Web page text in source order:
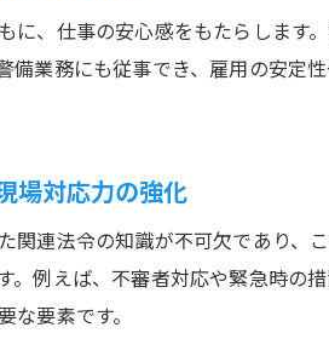
に、仕事の安心感をもたらしま
備業務にも従事でき、雇用の安定
場対応力の強化
関連法令の知識が不可欠であり
。例えば、不審者対応や緊急時の
要素です。